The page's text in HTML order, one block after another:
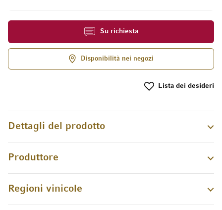
Su richiesta
Disponibilità nei negozi
Lista dei desideri
Dettagli del prodotto
Produttore
Regioni vinicole